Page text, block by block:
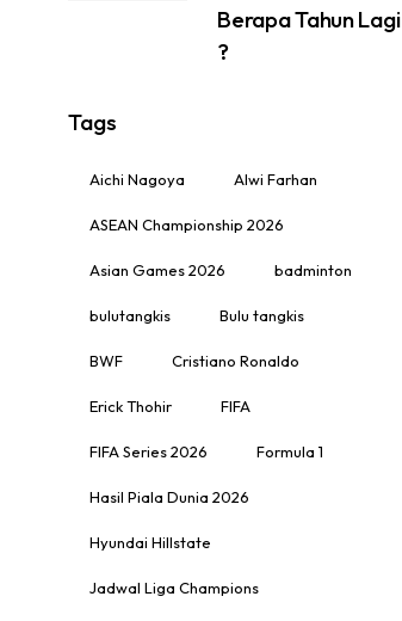
Berapa Tahun Lagi
?
Tags
Aichi Nagoya Alwi Farhan
ASEAN Championship 2026
Asian Games 2026 badminton
bulutangkis Bulu tangkis
BWF Cristiano Ronaldo
Erick Thohir FIFA
FIFA Series 2026 Formula 1
Hasil Piala Dunia 2026
Hyundai Hillstate
Jadwal Liga Champions